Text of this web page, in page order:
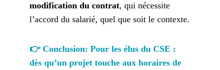
modification du contrat, qui nécessite
l’accord du salarié, quel que soit le contexte.
👉 Conclusion: Pour les élus du CSE :
dès qu’un projet touche aux horaires de